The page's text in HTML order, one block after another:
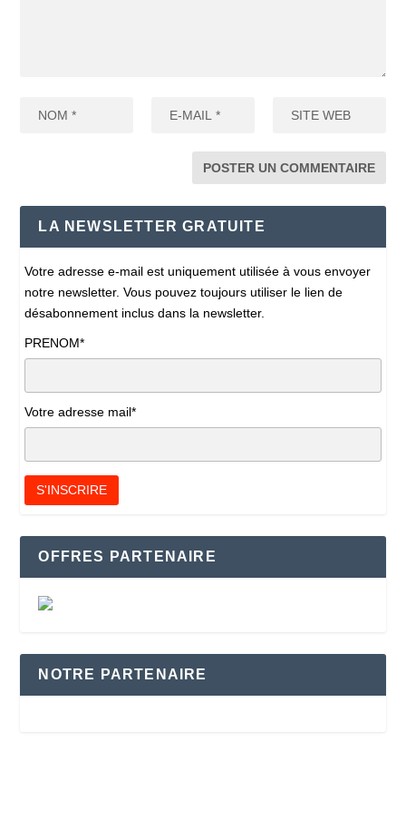
LA NEWSLETTER GRATUITE
Votre adresse e-mail est uniquement utilisée à vous envoyer
notre newsletter. Vous pouvez toujours utiliser le lien de
désabonnement inclus dans la newsletter.
PRENOM*
Votre adresse mail*
OFFRES PARTENAIRE
NOTRE PARTENAIRE